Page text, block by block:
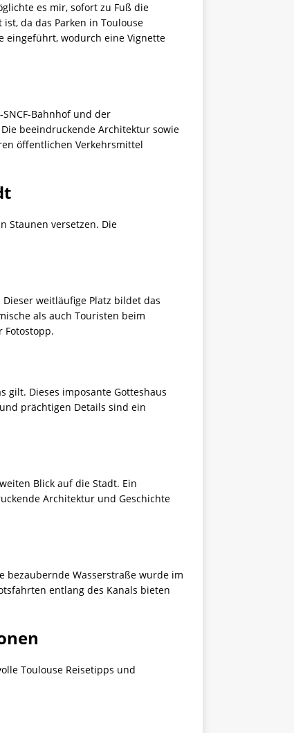
es mir, sofort zu Fuß die
da das Parken in Toulouse
eingeführt, wodurch eine Vignette
Bahnhof und der
Die beeindruckende Architektur sowie
öffentlichen Verkehrsmittel
Staunen versetzen. Die
weitläufige Platz bildet das
als auch Touristen beim
Fotostopp.
gilt. Dieses imposante Gotteshaus
prächtigen Details sind ein
Blick auf die Stadt. Ein
Architektur und Geschichte
bezaubernde Wasserstraße wurde im
entlang des Kanals bieten
Toulouse Reisetipps und